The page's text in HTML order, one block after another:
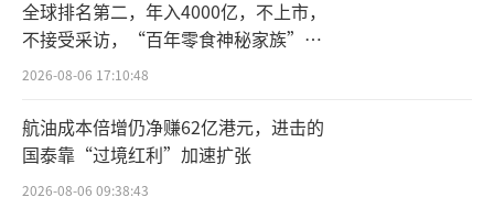
领域。
对于业绩增长的原因，思特威表示，报告
期内，在智能手机领域，公司应用于高阶旗舰
手机主摄、广角、长焦和前摄镜头的数颗高阶5
000万像素产品、应用于普通智能手机主摄的50
全球排名第二，年入4000亿，不上市，
不接受采访，“百年零食神秘家族”浮
出水面？
2026-08-06 17:10:48
航油成本倍增仍净赚62亿港元，进击的
国泰靠“过境红利”加速扩张
2026-08-06 09:38:43